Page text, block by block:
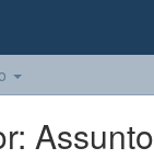
Assunto